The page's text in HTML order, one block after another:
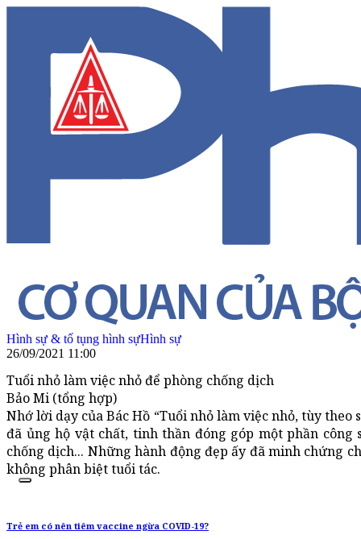
Hình sự & tố tụng hình sựHình sự
26/09/2021 11:00
Tuổi nhỏ làm việc nhỏ để phòng chống dịch
Bảo Mi (tổng hợp)
Nhớ lời dạy của Bác Hồ “Tuổi nhỏ làm việc nhỏ, tùy
đã ủng hộ vật chất, tinh thần đóng góp một phần công
chống dịch... Những hành động đẹp ấy đã minh chứng
không phân biệt tuổi tác.
Trẻ em có nên tiêm vaccine ngừa COVID-19?